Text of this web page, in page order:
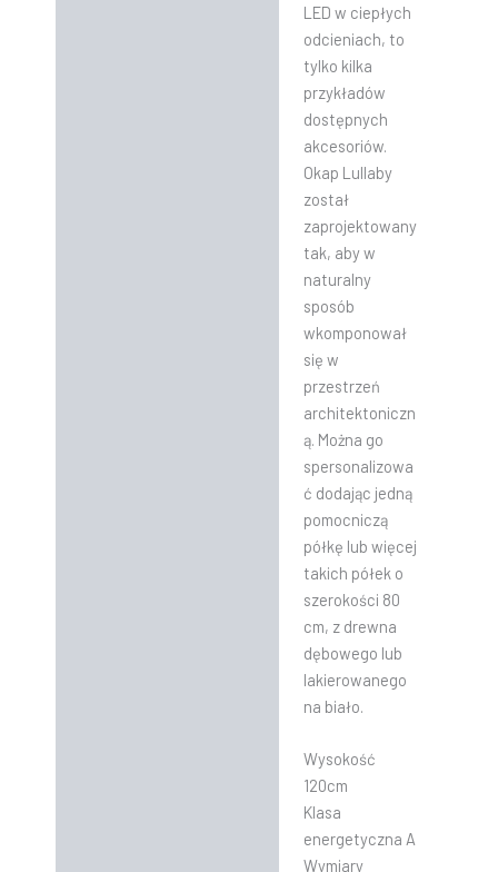
LED w ciepłych
odcieniach, to
tylko kilka
przykładów
dostępnych
akcesoriów.
Okap Lullaby
został
zaprojektowany
tak, aby w
naturalny
sposób
wkomponował
się w
przestrzeń
architektoniczn
ą. Można go
spersonalizowa
ć dodając jedną
pomocniczą
półkę lub więcej
takich półek o
szerokości 80
cm, z drewna
dębowego lub
lakierowanego
na biało.
Wysokość
120cm
Klasa
energetyczna A
Wymiary